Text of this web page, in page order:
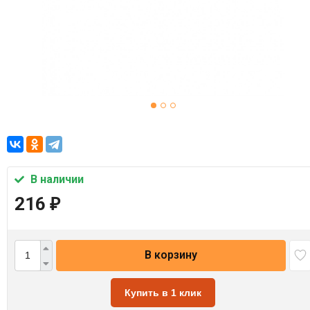
В наличии
216 ₽
В корзину
Купить в 1 клик